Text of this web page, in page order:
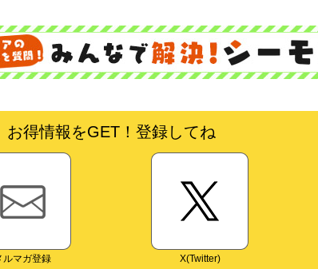
お得情報をGET！登録してね
ルマガ登録 X(Twitter)